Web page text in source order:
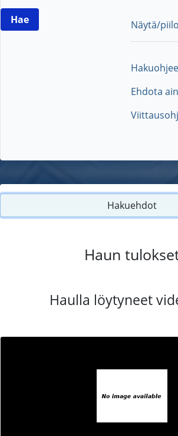
Näytä/
Ehdota
Hakuehdot
Haun
Haulla löytyneet